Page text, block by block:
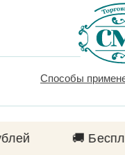
Способы
🚚 Бесплатная